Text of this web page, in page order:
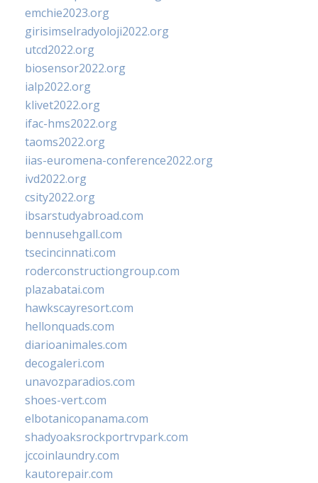
emchie2023.org
girisimselradyoloji2022.org
utcd2022.org
biosensor2022.org
ialp2022.org
klivet2022.org
ifac-hms2022.org
taoms2022.org
iias-euromena-conference2022.org
ivd2022.org
csity2022.org
ibsarstudyabroad.com
bennusehgall.com
tsecincinnati.com
roderconstructiongroup.com
plazabatai.com
hawkscayresort.com
hellonquads.com
diarioanimales.com
decogaleri.com
unavozparadios.com
shoes-vert.com
elbotanicopanama.com
shadyoaksrockportrvpark.com
jccoinlaundry.com
kautorepair.com